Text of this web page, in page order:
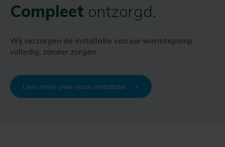
Compleet ontzorgd.
Wij verzorgen de installatie van uw warmtepomp
volledig, zonder zorgen.
Lees meer over onze installatie